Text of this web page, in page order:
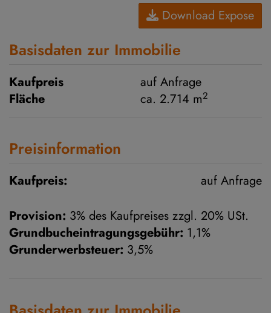
Download Expose
Basisdaten zur Immobilie
Kaufpreis
auf Anfrage
Fläche
ca. 2.714 m2
Preisinformation
Kaufpreis:
auf Anfrage
Provision: 3% des Kaufpreises zzgl. 20% USt.
Grundbucheintragungsgebühr: 1,1%
Grunderwerbsteuer: 3,5%